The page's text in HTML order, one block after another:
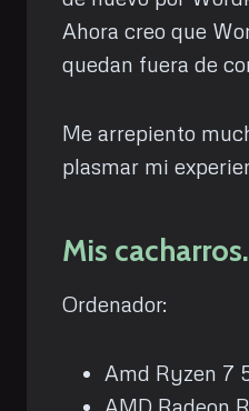
Ahora creo que
quedan fuera de
Me arrepiento
plasmar mi
Mis
Ordenador:
Amd Ryzen 7